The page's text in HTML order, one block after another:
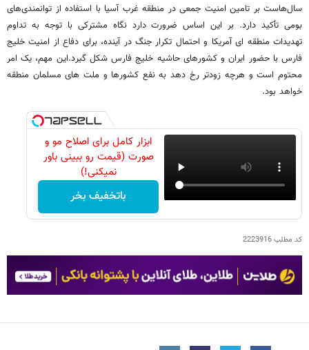
سال‌هاست بر تامین امنیت جمعی در منطقه غرب آسیا با استفاده از توانمندی‌های
بومی تأکید دارد. بر این اساس ضرورت دارد نگاه مشترکی با توجه به تداوم
تهدیدات منطقه ای آمریکا و احتمال تکرار جنگ در آینده، برای دفاع از امنیت خلیج
فارس با حضور ایران و کشورهای حاشیه خلیج فارس شکل گیرد.این مهم، یک امر
محتوم است و هرچه زودتر رخ دهد به نفع کشورها و ملت های مسلمان منطقه
خواهد بود.
ابزار کامل برای اصلاح مو و
صورت (قیمت رو ببینی باور
نمیکنی!)
باتخفیف بخر
کد مطلب2223916